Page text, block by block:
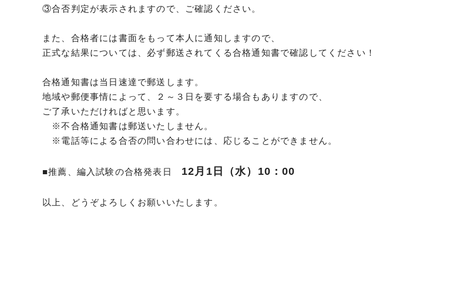
自己点検・評価 教職員採用情報
③合否判定が表示されますので、ご確認ください。
また、合格者には書面をもって本人に通知しますので、
正式な結果については、必ず郵送されてくる合格通知書で確認してください！
合格通知書は当日速達で郵送します。
地域や郵便事情によって、２～３日を要する場合もありますので、
ご了承いただければと思います。
※不合格通知書は郵送いたしません。
※電話等による合否の問い合わせには、応じることができません。
■推薦、編入試験の合格発表日 12月1日（水）10：00
以上、どうぞよろしくお願いいたします。